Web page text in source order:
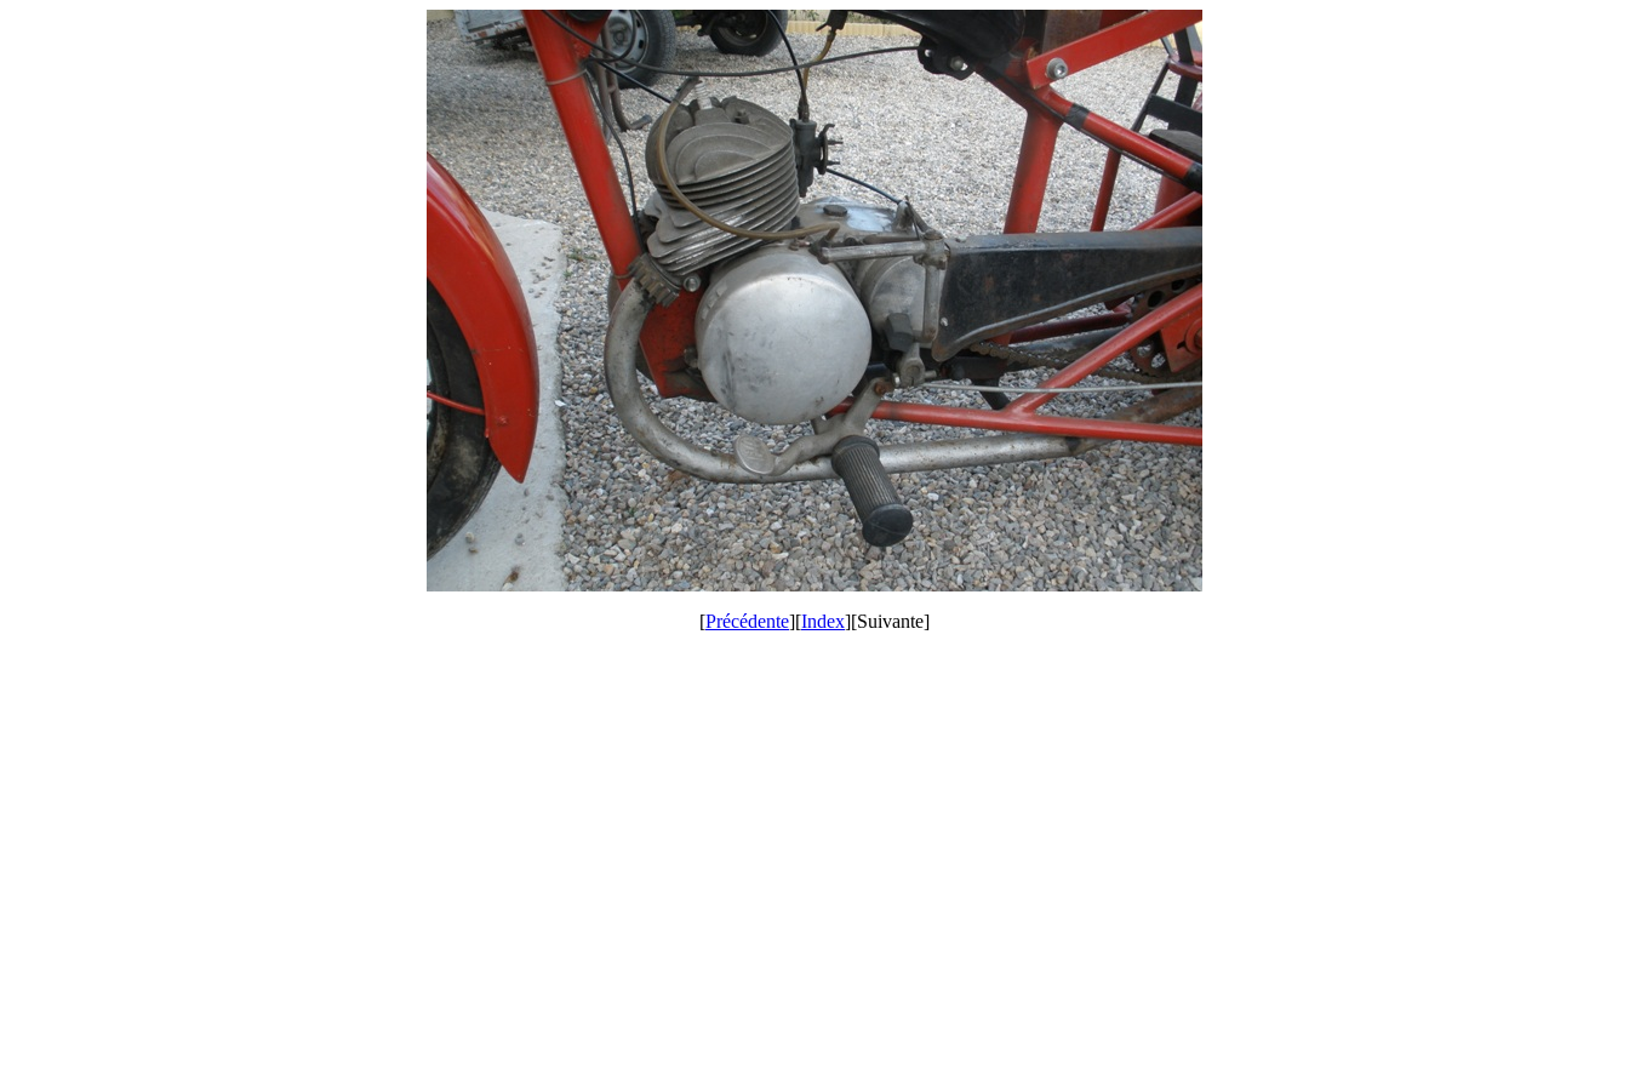
[Précédente][Index][Suivante]